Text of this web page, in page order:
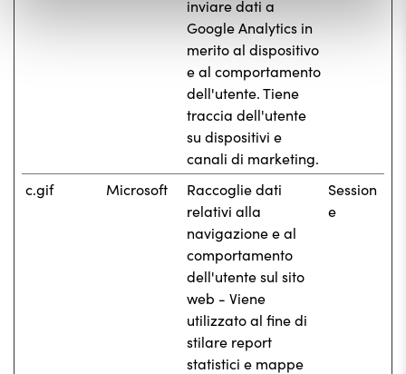
inviare dati a
Google Analytics in
merito al dispositivo
e al comportamento
dell'utente. Tiene
traccia dell'utente
su dispositivi e
canali di marketing.
c.gif Microsoft
Raccoglie dati
relativi alla
navigazione e al
comportamento
dell'utente sul sito
web - Viene
utilizzato al fine di
stilare report
statistici e mappe
Session
e